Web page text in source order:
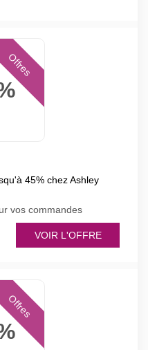
Offres
45% chez Ashley
vos commandes
VOIR L'OFFRE
Offres